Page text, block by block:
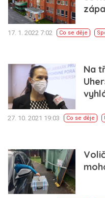
17. 1. 2022 7:02 Co se děje
Na
27. 10. 2021 19:03 Co se děje